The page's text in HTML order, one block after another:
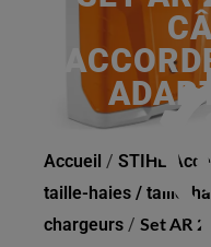
Accueil / STIHL
taille-haies / taille-
chargeurs / Set AR